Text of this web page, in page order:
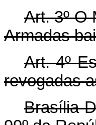
Art. 3º O
Armadas
Art. 4º
revogadas
Brasília-